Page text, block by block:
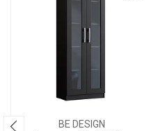
BE DESIGN